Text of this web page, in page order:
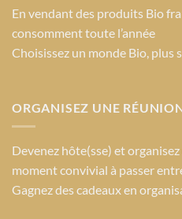
En vendant des produits Bio
consomment toute l’année
Choisissez un monde Bio, plus
ORGANISEZ UNE
Devenez hôte(sse) et
moment convivial à passer
Gagnez des cadeaux en